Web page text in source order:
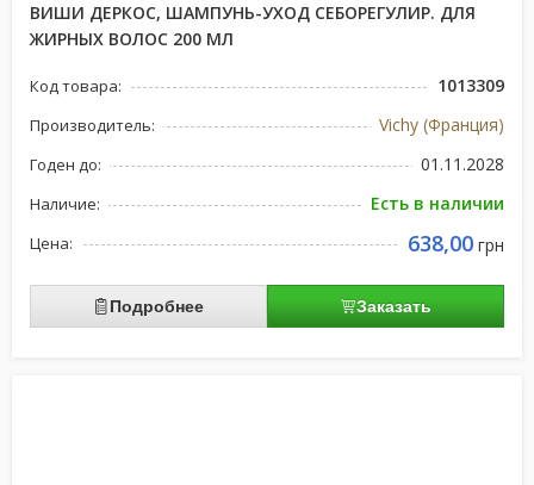
ВИШИ ДЕРКОС, ШАМПУНЬ-УХОД СЕБОРЕГУЛИР. ДЛЯ
ЖИРНЫХ ВОЛОС 200 МЛ
Код товара: 1013309
Производитель: Vichy (Франция)
Годен до: 01.11.2028
Наличие: Есть в наличии
Цена: 638,00 грн
Подробнее Заказать